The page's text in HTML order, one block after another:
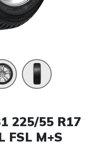
225/55 R17
FSL M+S